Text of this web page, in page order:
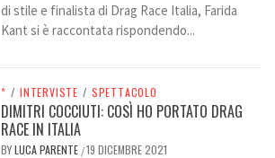
di stile e finalista di Drag Race Italia, Farida
Kant si è raccontata rispondendo...
* / INTERVISTE / SPETTACOLO
DIMITRI COCCIUTI: COSÌ HO PORTATO DRAG
RACE IN ITALIA
BYLUCA PARENTE /19 DICEMBRE 2021